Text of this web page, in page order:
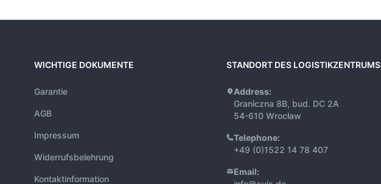
WICHTIGE DOKUMENTE
Garantie
AGB
Impressum
Widerrufsbelehrung
Kontaktinformation
STANDORT DES LOGISTIKZENTRUMS
Address:
Graniczna 8B, bud. DC 2A
54-610 Wrocław
Telephone:
+49 (0)1522 14 78 407
Email: